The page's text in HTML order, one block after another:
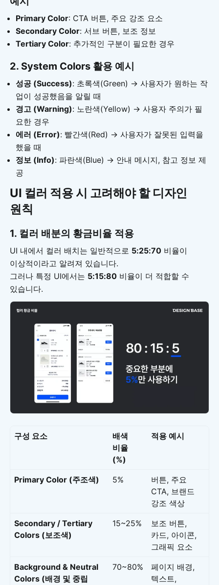
Primary Color: CTA 버튼, 주요 강조 요소
Secondary Color: 서브 버튼, 보조 정보
Tertiary Color: 추가적인 구분이 필요한 경우
2. System Colors 활용 예시
성공 (Success): 초록색(Green) → 사용자가 원하는 작
업이 성공했음을 알릴 때
경고 (Warning): 노란색(Yellow) → 사용자 주의가 필
요한 경우
에러 (Error): 빨간색(Red) → 사용자가 잘못된 입력을
했을 때
정보 (Info): 파란색(Blue) → 안내 메시지, 참고 정보 제
공
UI 컬러 적용 시 고려해야 할 디자인
원칙
1. 컬러 배분의 황금비율 적용
UI 내에서 컬러 배치는 일반적으로 5:25:70 비율이
이상적이라고 알려져 있습니다.
그러나 특정 UI에서는 5:15:80 비율이 더 적합할 수
있습니다.
구성 요소
배색
비율
(%)
적용 예시
Primary Color (주조색) 5%
버튼, 주요
CTA, 브랜드
강조 색상
Secondary / Tertiary
Colors (보조색)
15~25%
보조 버튼,
카드, 아이콘,
그래픽 요소
Background & Neutral
Colors (배경 및 중립
70~80%
페이지 배경,
텍스트,